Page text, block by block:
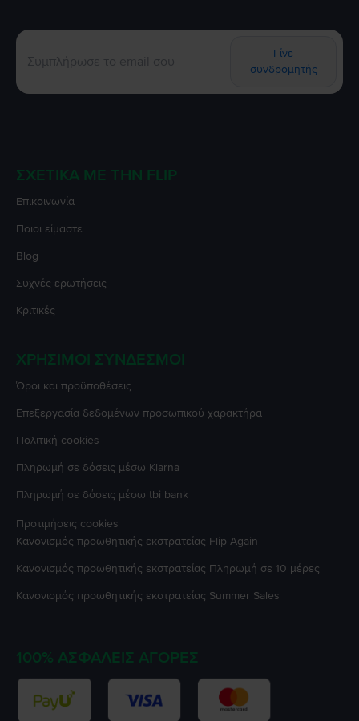
Γίνε
συνδρομητής
ΣΧΕΤΙΚΆ ΜΕ ΤΗΝ FLIP
Επικοινωνία
Ποιοι είμαστε
Blog
Συχνές ερωτήσεις
Κριτικές
ΧΡΉΣΙΜΟΙ ΣΎΝΔΕΣΜΟΙ
Όροι και προϋποθέσεις
Επεξεργασία δεδομένων προσωπικού χαρακτήρα
Πολιτική cookies
Πληρωμή σε δόσεις μέσω Klarna
Πληρωμή σε δόσεις μέσω tbi bank
Προτιμήσεις cookies
Κανονισμός προωθητικής εκστρατείας Flip Again
Κανονισμός προωθητικής εκστρατείας Πληρωμή σε 10 μέρες
Κανονισμός προωθητικής εκστρατείας Summer Sales
100% ΑΣΦΑΛΕΊΣ ΑΓΟΡΈΣ